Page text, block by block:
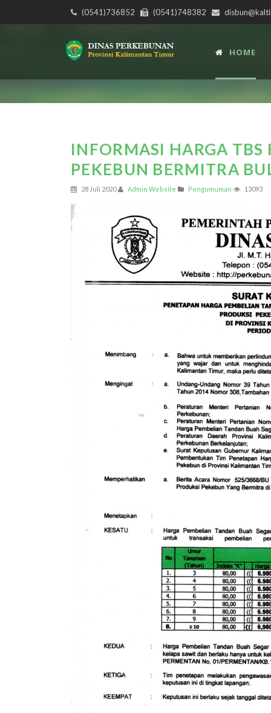
(0541)736852 (0541)748382
HOME
INFORMASI HARGA TBS
PEKEBUN BERMITRA
28 Juli 2020 Admin Website Pengumuman 13093